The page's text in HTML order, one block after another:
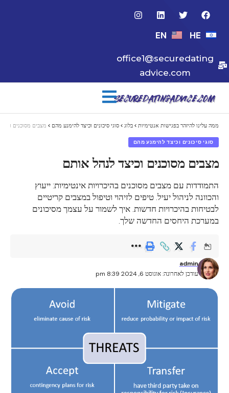
HE
EN
office1@securedating
advice.com
ממה עלינו להיזהר בפגישות אנטימיות > בלוג > סוגי סיכונים וכיצד להימנע מהם > מצבים מסוכנים
סוגי סיכונים וכיצד להימנע מהם
מצבים מסוכנים וכיצד לנהל אותם
התמודדות עם מצבים מסוכנים בהיכרויות אינטימיות: ייעוץ
והכוונה לניהול יעיל. טיפים לזיהוי וטיפול במצבים קריטיים
לבטיחות בהיכרויות חדשות. איך לשמור על עצמך מסיכונים
במערכת היחסים החדשה שלך.
עודכן לאחרונה: אוגוסט 6, 2024 8:39 pm
admin